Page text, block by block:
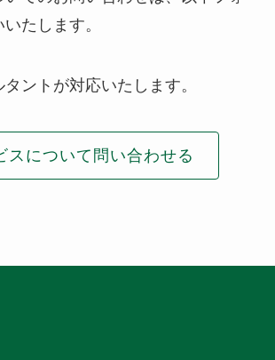
たします。
ントが対応いたします。
スについて問い合わせる